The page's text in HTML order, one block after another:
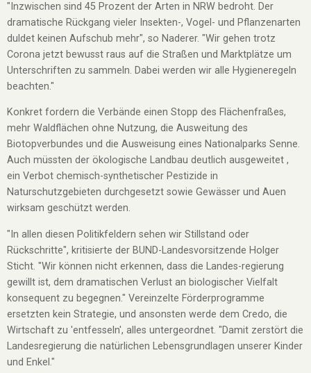
"Inzwischen sind 45 Prozent der Arten in NRW bedroht. Der
dramatische Rückgang vieler Insekten-, Vogel- und Pflanzenarten
duldet keinen Aufschub mehr", so Naderer. "Wir gehen trotz
Corona jetzt bewusst raus auf die Straßen und Marktplätze um
Unterschriften zu sammeln. Dabei werden wir alle Hygieneregeln
beachten."
Konkret fordern die Verbände einen Stopp des Flächenfraßes,
mehr Waldflächen ohne Nutzung, die Ausweitung des
Biotopverbundes und die Ausweisung eines Nationalparks Senne.
Auch müssten der ökologische Landbau deutlich ausgeweitet ,
ein Verbot chemisch-synthetischer Pestizide in
Naturschutzgebieten durchgesetzt sowie Gewässer und Auen
wirksam geschützt werden.
"In allen diesen Politikfeldern sehen wir Stillstand oder
Rückschritte", kritisierte der BUND-Landesvorsitzende Holger
Sticht. "Wir können nicht erkennen, dass die Landes-regierung
gewillt ist, dem dramatischen Verlust an biologischer Vielfalt
konsequent zu begegnen." Vereinzelte Förderprogramme
ersetzten kein Strategie, und ansonsten werde dem Credo, die
Wirtschaft zu 'entfesseln', alles untergeordnet. "Damit zerstört die
Landesregierung die natürlichen Lebensgrundlagen unserer Kinder
und Enkel."